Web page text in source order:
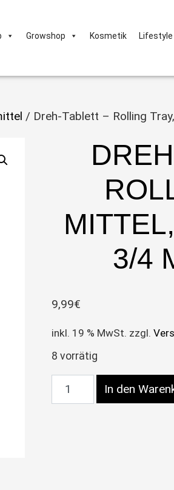
Growshop Kosmetik Lifestyle
/ Dreh-Tablett – Rolling
3/4
9,99€
inkl. 19 % MwSt. zzgl.
8 vorrätig
Dreh-Tablett – Rolling
In den